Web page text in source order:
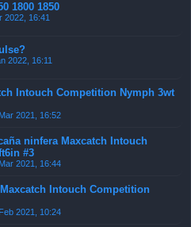
1800 1850
2022, 16:41
2022, 16:11
Intouch Competition Nymph 3wt
2021, 16:52
ninfera Maxcatch Intouch
#3
2021, 16:44
Intouch Competition
2021, 10:24